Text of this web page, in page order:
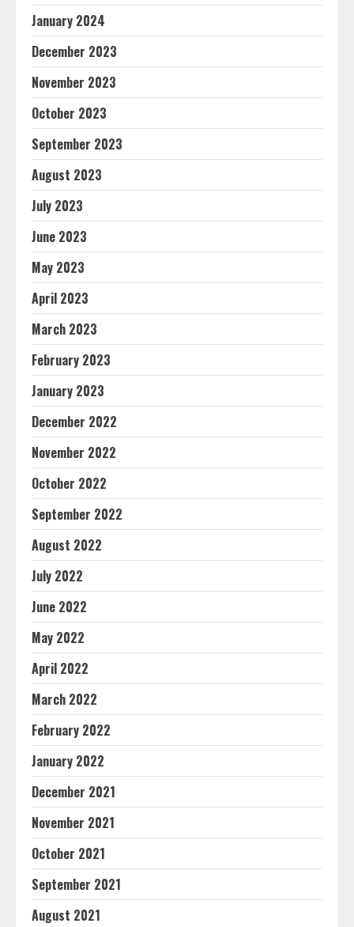
January 2024
December 2023
November 2023
October 2023
September 2023
August 2023
July 2023
June 2023
May 2023
April 2023
March 2023
February 2023
January 2023
December 2022
November 2022
October 2022
September 2022
August 2022
July 2022
June 2022
May 2022
April 2022
March 2022
February 2022
January 2022
December 2021
November 2021
October 2021
September 2021
August 2021